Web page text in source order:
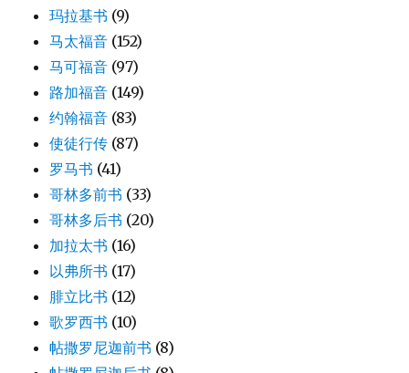
玛拉基书 (9)
马太福音 (152)
马可福音 (97)
路加福音 (149)
约翰福音 (83)
使徒行传 (87)
罗马书 (41)
哥林多前书 (33)
哥林多后书 (20)
加拉太书 (16)
以弗所书 (17)
腓立比书 (12)
歌罗西书 (10)
帖撒罗尼迦前书 (8)